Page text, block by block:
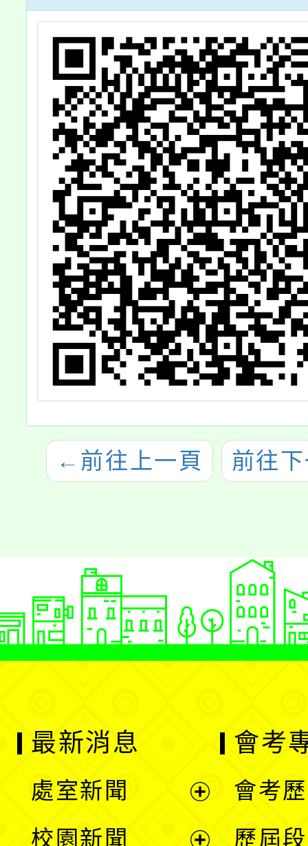
學特色學校」書
法教學師資專業
成長研習，請鼓
勵教師踴躍參
加，請查照。
← 前往上一頁 前往
最新消息
處室新聞
校園新聞
會考
會考
歷屆